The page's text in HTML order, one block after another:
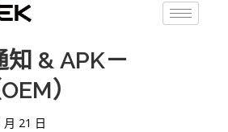
& APK－
）
21 日